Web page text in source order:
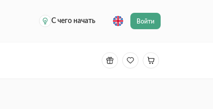
С чего начать
Войти